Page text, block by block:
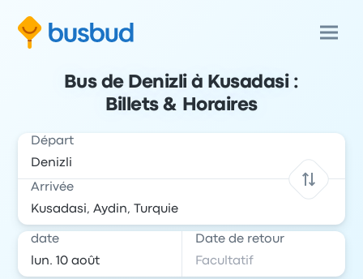
Bus de Denizli à Kusadasi :
Billets & Horaires
Départ
Arrivée
date Date de retour